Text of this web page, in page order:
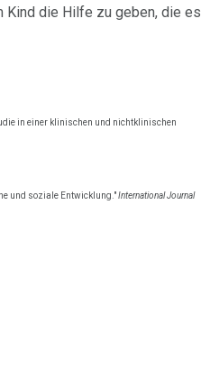
Kind die Hilfe zu geben, die es
in einer klinischen und nichtklinischen
und soziale Entwicklung."International Journal